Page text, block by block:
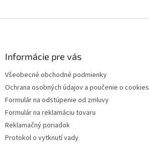
Informácie pre vás
Všeobecné obchodné podmienky
Ochrana osobných údajov a poučenie o cookies
Formulár na odstúpenie od zmluvy
Formulár na reklamáciu tovaru
Reklamačný poriadok
Protokol o vytknutí vady